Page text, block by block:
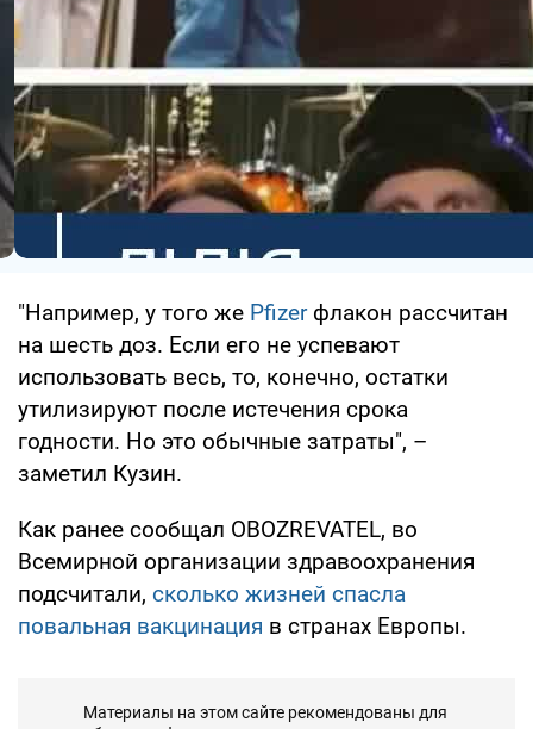
"Например, у того же Pfizerфлакон рассчитан
на шесть доз. Если его не успевают
использовать весь, то, конечно, остатки
утилизируют после истечения срока
годности. Но это обычные затраты", –
заметил Кузин.
Как ранее сообщал OBOZREVATEL, во
Всемирной организации здравоохранения
подсчитали, сколько жизней спасла
повальная вакцинация в странах Европы.
Материалы на этом сайте рекомендованы для